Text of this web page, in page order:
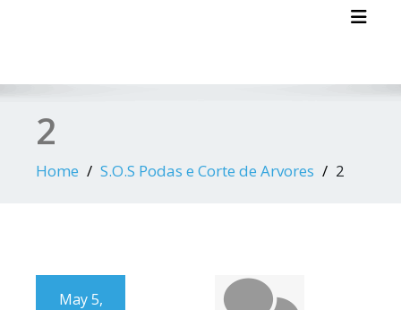
2
Home S.O.S Podas e Corte de Arvores 2
May 5,